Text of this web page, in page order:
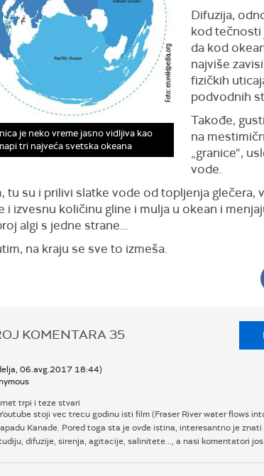
je neko vreme jasno vidljiva kao
tri najveća svetska okeana
Difuzija,
kod tečnosti
da kod
najviše
fizičkih
podvodnih
Takođe,
na
„granice“,
vode.
tu su i prilivi slatke vode od topljenja glečera,
i izvesnu količinu gline i mulja u okean i
algi s jedne strane...
na kraju se sve to izmeša.
KOMENTARA 35
06.avg.2017 18:44)
trpi i teze stvari
stoji vec trecu godinu isti film (Fraser River water flows
Kanade. Pored toga sta je ovde istina, interesantno je
difuzije, sirenja, agitacije, salinitete..., a nasi komentatori